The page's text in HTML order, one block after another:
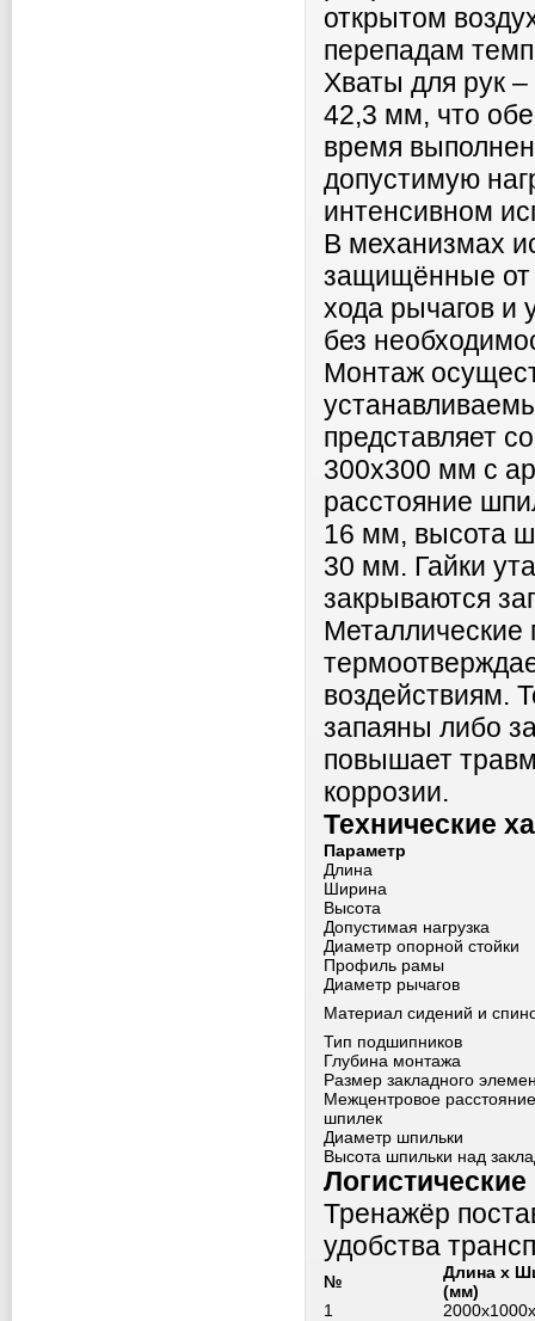
открытом
перепадам
Хваты для рук
42,3 мм, что
время
допустимую
интенсивном
В механизмах
защищённые от
хода рычагов и
без
Монтаж
представляет
300х300 мм с
расстояние
16 мм, высота
30 мм. Гайки
закрываются
Металлические
воздействиям.
запаяны либо
повышает
коррозии.
Технические
Параметр
Длина
Ширина
Высота
Допустимая нагрузка
Диаметр опорной стойки
Профиль рамы
Диаметр рычагов
Материал сидений и
Тип подшипников
Глубина монтажа
Размер закладного
Межцентровое расстояние
шпилек
Диаметр шпильки
Высота шпильки над
Тренажёр
удобства
№
Длина x
(мм)
1